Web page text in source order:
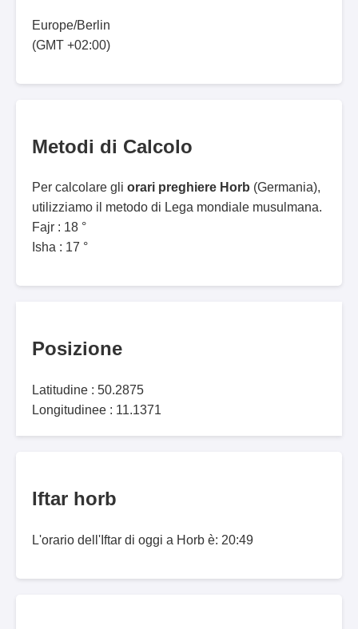
Europe/Berlin
(GMT +02:00)
Metodi di Calcolo
Per calcolare gli orari preghiere Horb (Germania),
utilizziamo il metodo di Lega mondiale musulmana.
Fajr : 18 °
Isha : 17 °
Posizione
Latitudine : 50.2875
Longitudinee : 11.1371
Iftar horb
L'orario dell'Iftar di oggi a Horb è: 20:49